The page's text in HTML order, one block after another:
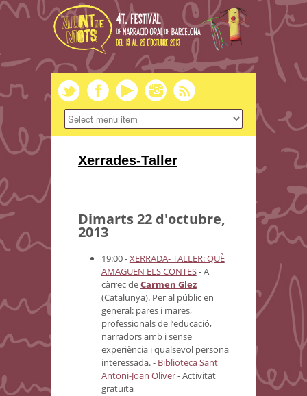
Xerrades-Taller
Dimarts 22 d'octubre,
2013
19:00 -XERRADA- TALLER: QUÈ
AMAGUEN ELS CONTES-A
càrrec deCarmen Glez
(Catalunya). Per al públic en
general: pares i mares,
professionals de l’educació,
narradors amb i sense
experiència i qualsevol persona
interessada.- Biblioteca Sant
Antoni-Joan Oliver- Activitat
gratuïta